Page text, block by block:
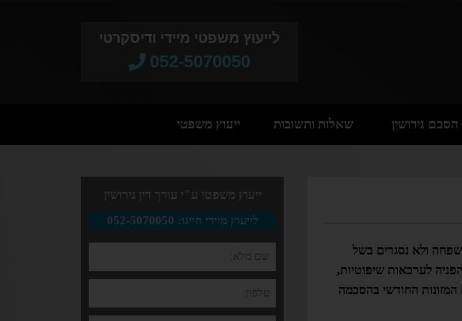
לייעוץ משפטי מיידי ודיסקרטי
052-5070050​
הסכם גירושין שאלות ותשובות ייעוץ משפטי
משפחה ולא נסגרים בשל
לערכאות שיפוטיות,
המזונות החודשי בהסכמה
ייעוץ משפטי ע"י עורך דין גירושין
לייעוץ מיידי חייגו: 052-5070050